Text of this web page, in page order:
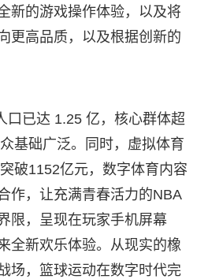
新的游戏操作体验，以及将
更高品质，以及根据创新的
口已达 1.25 亿，核心群体超
基础广泛。同时，虚拟体育
破1152亿元，数字体育内容
作，让充满青春活力的NBA
限，呈现在玩家手机屏幕
全新欢乐体验。从现实的橡
场，篮球运动在数字时代完